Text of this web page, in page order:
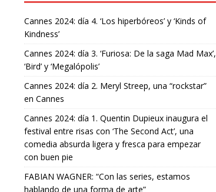
Cannes 2024: día 4. ‘Los hiperbóreos’ y ‘Kinds of
Kindness’
Cannes 2024: día 3. ‘Furiosa: De la saga Mad Max’,
‘Bird’ y ‘Megalópolis’
Cannes 2024: día 2. Meryl Streep, una “rockstar”
en Cannes
Cannes 2024: día 1. Quentin Dupieux inaugura el
festival entre risas con ‘The Second Act’, una
comedia absurda ligera y fresca para empezar
con buen pie
FABIAN WAGNER: “Con las series, estamos
hablando de una forma de arte”